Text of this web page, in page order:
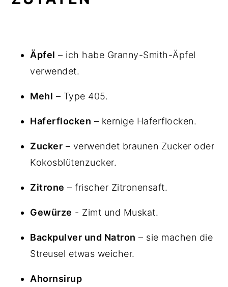
Äpfel – ich habe Granny-Smith-Äpfel
verwendet.
Mehl – Type 405.
Haferflocken – kernige Haferflocken.
Zucker – verwendet braunen Zucker oder
Kokosblütenzucker.
Zitrone – frischer Zitronensaft.
Gewürze - Zimt und Muskat.
Backpulver und Natron – sie machen die
Streusel etwas weicher.
Ahornsirup